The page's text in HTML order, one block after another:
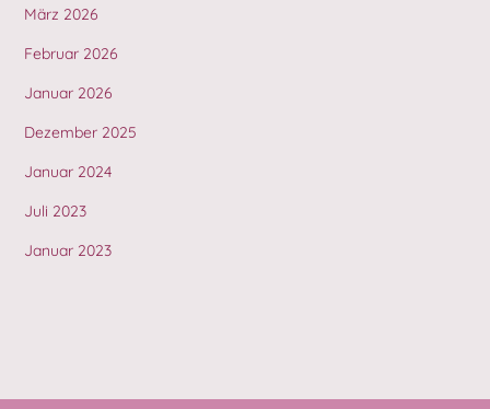
März 2026
Februar 2026
Januar 2026
Dezember 2025
Januar 2024
Juli 2023
Januar 2023